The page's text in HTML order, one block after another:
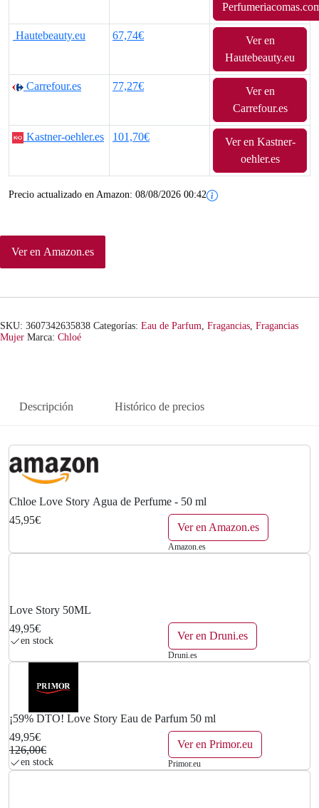
Hautebeauty.eu 67,74€
Ver en
Hautebeauty.eu
Carrefour.es 77,27€
Ver en
Carrefour.es
Kastner-oehler.es 101,70€
Ver en Kastner-
oehler.es
Precio actualizado en Amazon: 08/08/2026 00:42
Ver en Amazon.es
SKU: 3607342635838 Categorías: Eau de Parfum, Fragancias, Fragancias
Mujer Marca: Chloé
Descripción Histórico de precios
Chloe Love Story Agua de Perfume - 50 ml
45,95€
Ver en Amazon.es
Amazon.es
Love Story 50ML
49,95€
en stock Ver en Druni.es
Druni.es
¡59% DTO! Love Story Eau de Parfum 50 ml
49,95€
126,00€
en stock
Ver en Primor.eu
Primor.eu